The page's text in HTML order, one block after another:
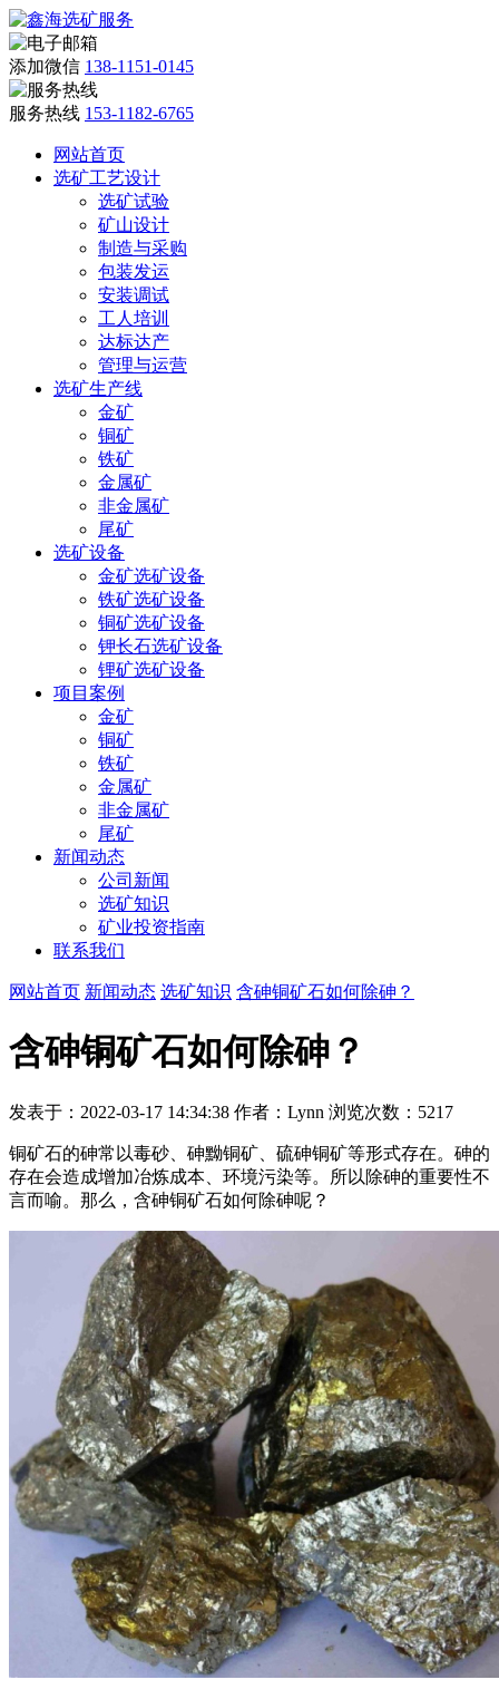
添加微信 138-1151-0145
服务热线 153-1182-6765
网站首页
选矿工艺设计
选矿试验
矿山设计
制造与采购
包装发运
安装调试
工人培训
达标达产
管理与运营
选矿生产线
金矿
铜矿
铁矿
金属矿
非金属矿
尾矿
选矿设备
金矿选矿设备
铁矿选矿设备
铜矿选矿设备
钾长石选矿设备
锂矿选矿设备
项目案例
金矿
铜矿
铁矿
金属矿
非金属矿
尾矿
新闻动态
公司新闻
选矿知识
矿业投资指南
联系我们
网站首页 新闻动态 选矿知识 含砷铜矿石如何除砷？
含砷铜矿石如何除砷？
发表于：2022-03-17 14:34:38 作者：Lynn 浏览次数：5217
铜矿石的砷常以毒砂、砷黝铜矿、硫砷铜矿等形式存在。砷的
存在会造成增加冶炼成本、环境污染等。所以除砷的重要性不
言而喻。那么，含砷铜矿石如何除砷呢？